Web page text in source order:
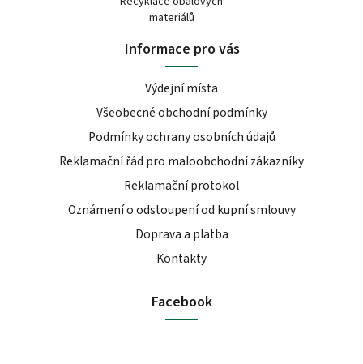
materiálů
Informace pro vás
Výdejní místa
Všeobecné obchodní podmínky
Podmínky ochrany osobních údajů
Reklamační řád pro maloobchodní zákazníky
Reklamační protokol
Oznámení o odstoupení od kupní smlouvy
Doprava a platba
Kontakty
Facebook